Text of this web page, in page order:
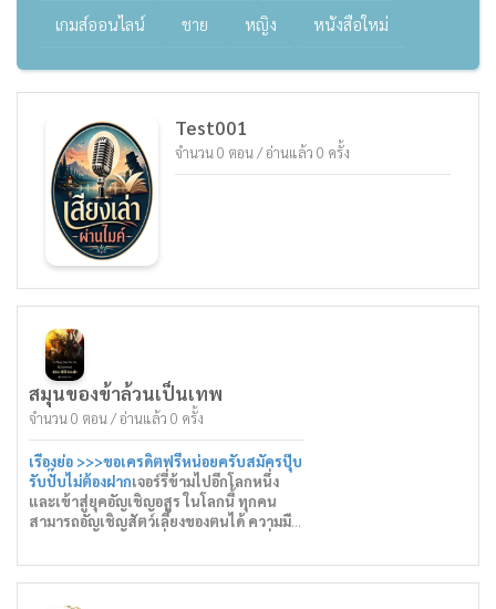
เกมส์ออนไลน์ ชาย หญิง หนังสือใหม่
Test001
จำนวน 0 ตอน / อ่านแล้ว 0 ครั้ง
สมุนของข้าล้วนเป็นเทพ
จำนวน 0 ตอน / อ่านแล้ว 0 ครั้ง
เรื่องย่อ >>>ขอเครดิตฟรีหน่อยครับสมัครปุ๊บ
รับปั๊บไม่ต้องฝากเจอร์รี่ข้ามไปอีกโลกหนึ่ง
และเข้าสู่ยุคอัญเชิญอสูร ในโลกนี้ ทุกคน
สามารถอัญเชิญสัตว์เลี้ยงของตนได้ ความมืด
อำนาจอัญเชิญของตน หลายคนออกปล้น
ทรัพยากรไปทั่วทุกมุมโลกเหมือนเผด็จการ